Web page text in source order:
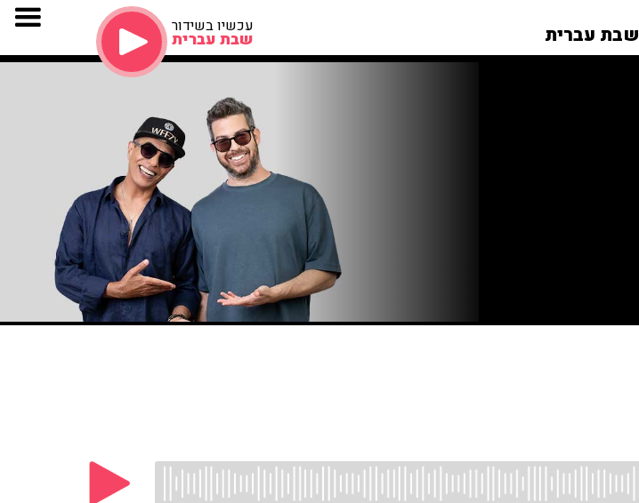
שבת עברית עכשיו בשידור
שבת עברית